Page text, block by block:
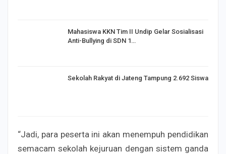
Mahasiswa KKN Tim II Undip Gelar Sosialisasi
Anti-Bullying di SDN 1…
Sekolah Rakyat di Jateng Tampung 2.692 Siswa
“Jadi, para peserta ini akan menempuh pendidikan
semacam sekolah kejuruan dengan sistem ganda